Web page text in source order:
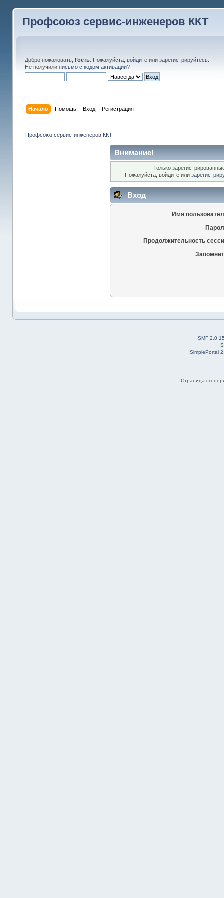
Профсоюз сервис-инженеров ККТ
Добро пожаловать, Гость. Пожалуйста, войдитеили зарегистрируйтесь.
Не получили письмо с кодом активации?
Начало Помощь Вход Регистрация
Профсоюз сервис-инженеров ККТ
Внимание!
Только
Пожалуйста, войдите или
Вход
Имя
Продолжительность
SMF
SimplePortal
Страница